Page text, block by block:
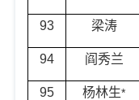
93 梁涛
94 阎秀兰
95 杨林生*